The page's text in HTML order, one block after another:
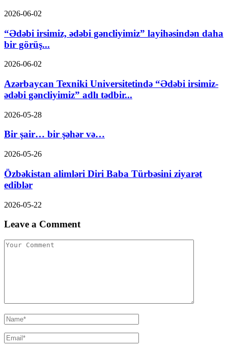
2026-06-02
“Ədəbi irsimiz, ədəbi gəncliyimiz” layihəsindən daha
bir görüş...
2026-06-02
Azərbaycan Texniki Universitetində “Ədəbi irsimiz-
ədəbi gəncliyimiz” adlı tədbir...
2026-05-28
Bir şair… bir şəhər və…
2026-05-26
Özbəkistan alimləri Diri Baba Türbəsini ziyarət
ediblər
2026-05-22
Leave a Comment